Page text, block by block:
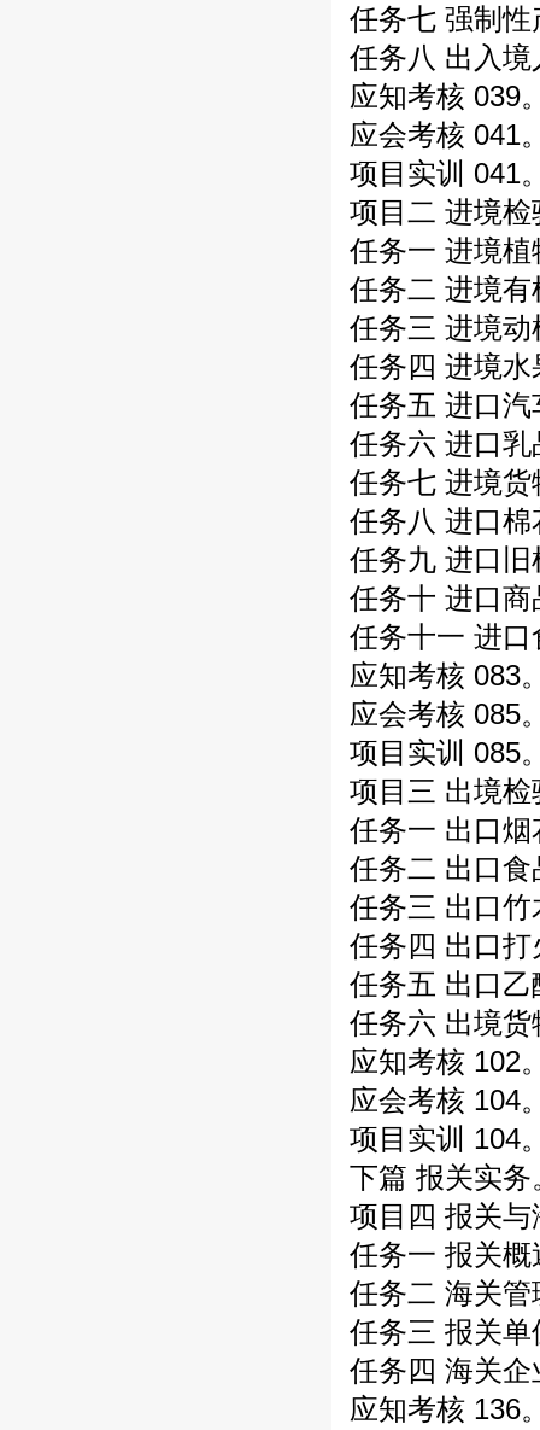
任务七 强制
任务八 出入
应知考核 039
应会考核 041
项目实训 041
项目二 进境
任务一 进境
任务二 进境
任务三 进境
任务四 进境
任务五 进口
任务六 进口
任务七 进境
任务八 进口
任务九 进口
任务十 进口
任务十一 进
应知考核 083
应会考核 085
项目实训 085
项目三 出境
任务一 出口
任务二 出口
任务三 出口
任务四 出口
任务五 出口
任务六 出境
应知考核 102
应会考核 104
项目实训 104
下篇 报关实务
项目四 报关
任务一 报关概
任务二 海关管
任务三 报关单
任务四 海关
应知考核 136